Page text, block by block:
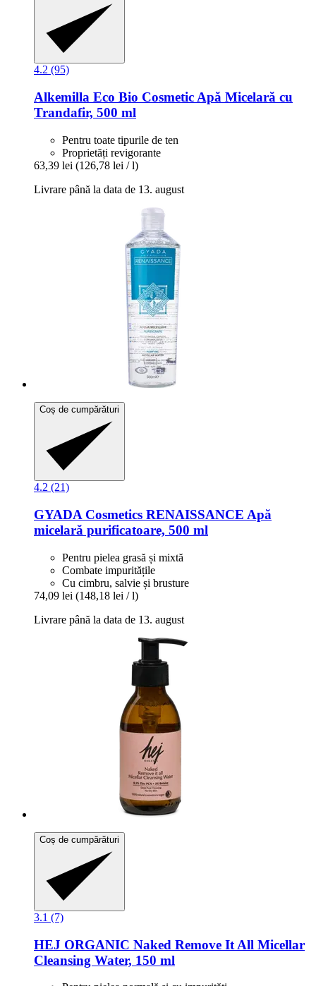
4.2 (95)
Alkemilla Eco Bio Cosmetic Apă Micelară cu
Trandafir, 500 ml
Pentru toate tipurile de ten
Proprietăți revigorante
63,39 lei (126,78 lei / l)
Livrare până la data de 13. august
Coș de cumpărături
4.2 (21)
GYADA Cosmetics RENAISSANCE Apă
micelară purificatoare, 500 ml
Pentru pielea grasă și mixtă
Combate impuritățile
Cu cimbru, salvie și brusture
74,09 lei (148,18 lei / l)
Livrare până la data de 13. august
Coș de cumpărături
3.1 (7)
HEJ ORGANIC Naked Remove It All Micellar
Cleansing Water, 150 ml